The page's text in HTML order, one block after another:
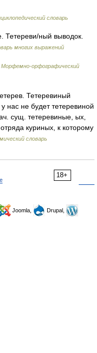
словарь
Тетереви/ный выводок.
многих выражений
Морфемно-орфографический
Тетеревиный
нас не будет тетеревиной
сущ. тетеревиные, ых,
куриных, к которому
словарь
18+
Joomla,
Drupal,